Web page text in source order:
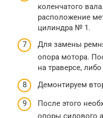
коленчатого
расположение
цилиндра № 1.
Для замены
опора мотора.
на траверсе,
Демонтируем
После этого
опоры силового